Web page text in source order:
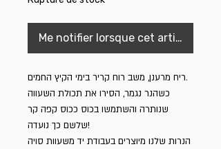
Me notifier lorsque cet article est
ריח מרענן, משב רוח קריר בימי הקיץ החמים.
כשהנר נגמר, הסירו את תכולת השעווה
שנותרה והשתמשו בכוס ככוס קפה קר
שלשם כך נועדה!
הנרות שלנו מיוצרים בעבודת יד משעוות סויה